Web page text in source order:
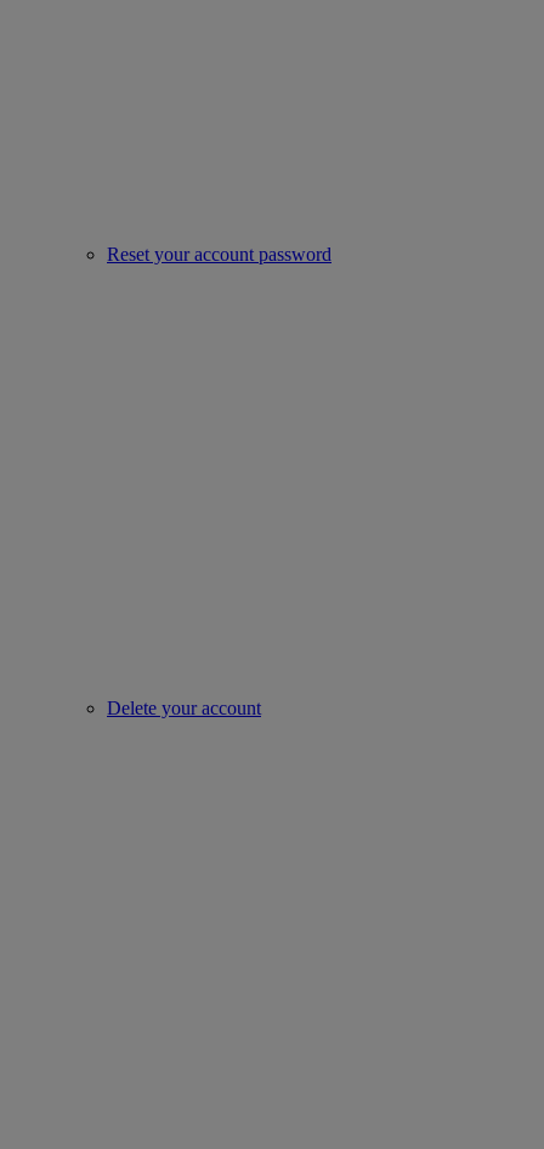
Reset your account password
Delete your account